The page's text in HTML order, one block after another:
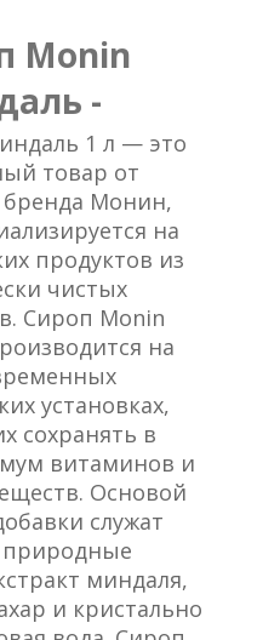
Monin
-
1 л — это
товар от
бренда Монин,
на
продуктов из
чистых
Сироп Monin
на
установках,
сохранять в
витаминов и
Основой
служат
миндаля,
и кристально